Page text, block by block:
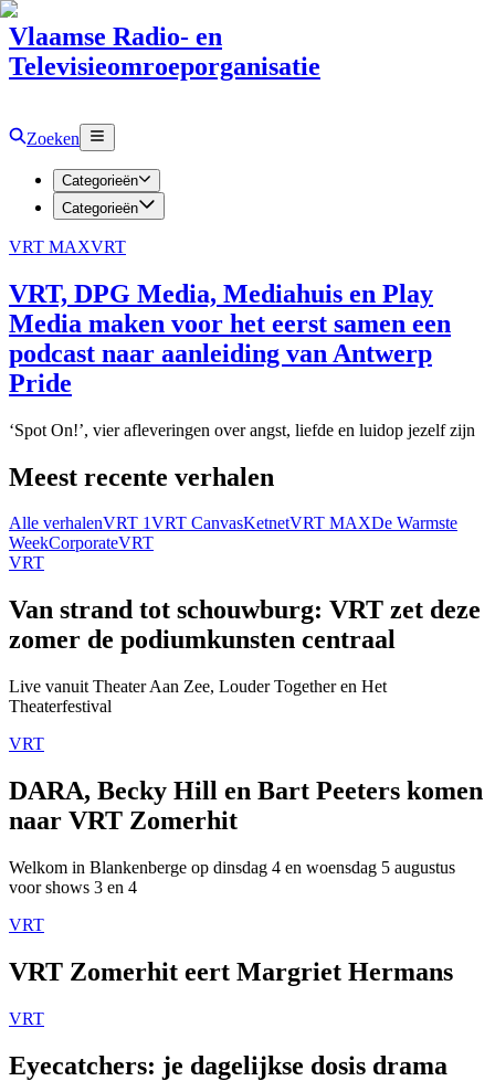
Vlaamse Radio- en
Televisieomroeporganisatie
Zoeken
Categorieën
Categorieën
VRT MAXVRT
VRT, DPG Media, Mediahuis en Play
Media maken voor het eerst samen een
podcast naar aanleiding van Antwerp
Pride
‘Spot On!’, vier afleveringen over angst, liefde en luidop jezelf zijn
Meest recente verhalen
Alle verhalenVRT 1VRT CanvasKetnetVRT MAXDe Warmste
WeekCorporateVRT
VRT
Van strand tot schouwburg: VRT zet deze
zomer de podiumkunsten centraal
Live vanuit Theater Aan Zee, Louder Together en Het
Theaterfestival
VRT
DARA, Becky Hill en Bart Peeters komen
naar VRT Zomerhit
Welkom in Blankenberge op dinsdag 4 en woensdag 5 augustus
voor shows 3 en 4
VRT
VRT Zomerhit eert Margriet Hermans
VRT
Eyecatchers: je dagelijkse dosis drama